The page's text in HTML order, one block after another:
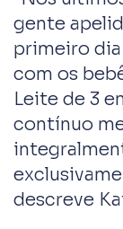
gente
primeiro
com os
Leite de 3
contínuo
descreve